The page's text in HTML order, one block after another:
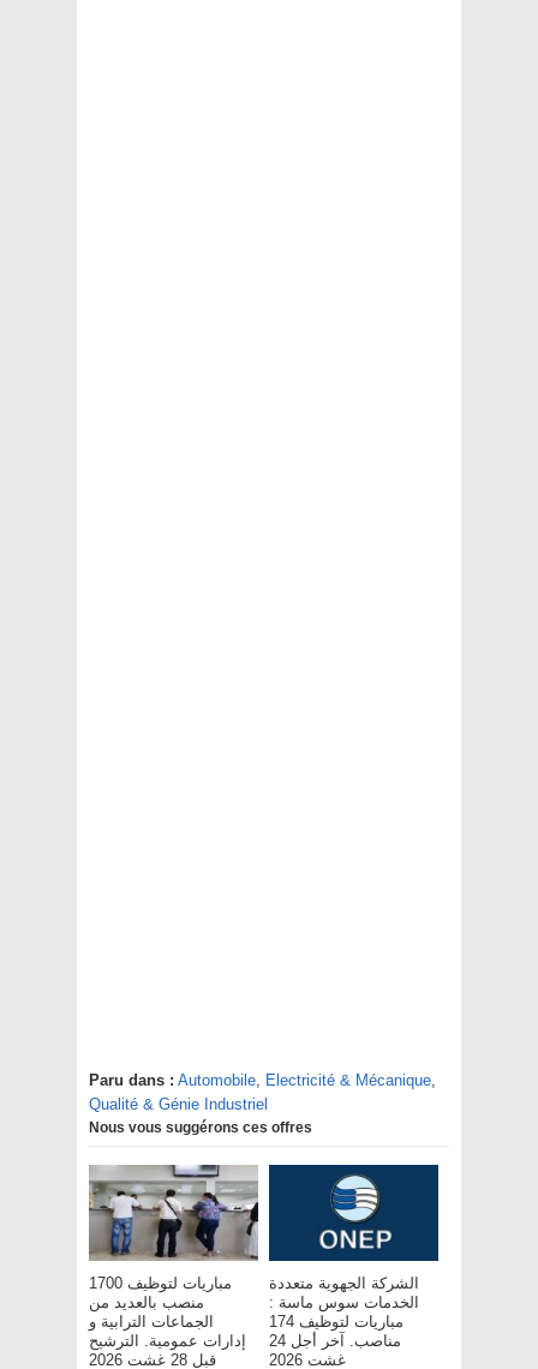
Paru dans : Automobile, Electricité & Mécanique,
Qualité & Génie Industriel
Nous vous suggérons ces offres
مباريات لتوظيف 1700
منصب بالعديد من
الجماعات الترابية و
إدارات عمومية. الترشيح
قبل 28 غشت 2026
الشركة الجهوية متعددة
الخدمات سوس ماسة :
مباريات لتوظيف 174
مناصب. آخر أجل 24
غشت 2026